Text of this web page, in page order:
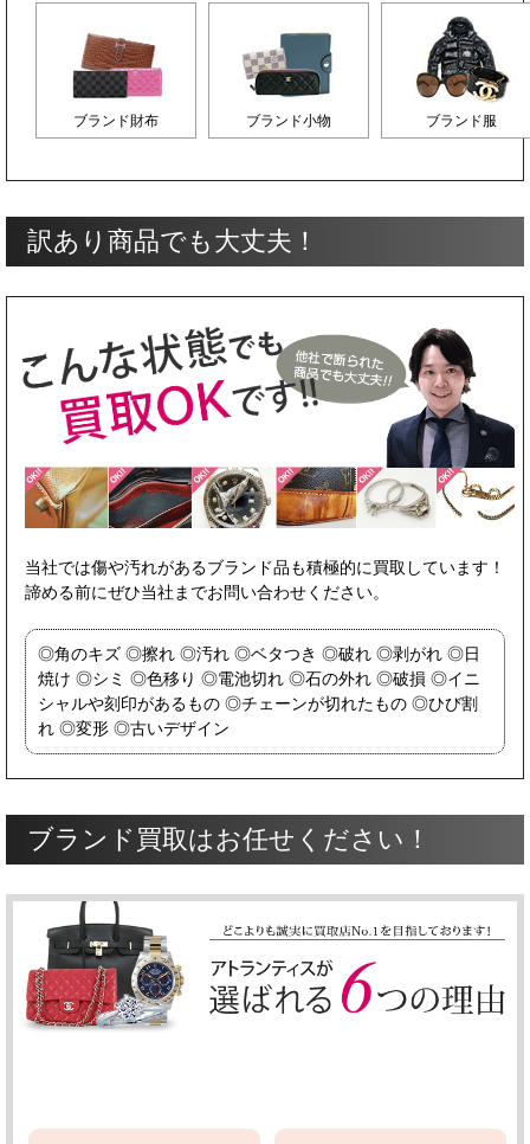
ブランド財布 ブランド小物 ブランド服
訳あり商品でも大丈夫！
当社では傷や汚れがあるブランド品も積極的に買取しています！
諦める前にぜひ当社までお問い合わせください。
角のキズ 擦れ 汚れ ベタつき 破れ 剥がれ
日
焼け
シミ 色移り 電池切れ 石の外れ 破損
イニ
シャルや刻印があるもの
チェーンが切れたもの
ひび割
れ
変形 古いデザイン
ブランド買取はお任せください！